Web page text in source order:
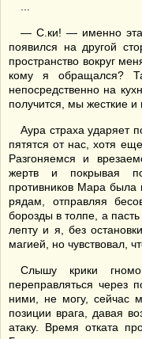
— С.ки! — именно эта
появился на другой
пространство вокруг
кому я обращался?
непосредственно на
получится, мы жесткие и
Аура страха ударяет
пятятся от нас, хотя
Разгоняемся и
жертв и покрывая
противников Мара была
рядам, отправляя
борозды в толпе, а
лепту и я, без
магией, но чувствовал,
Слышу крики
переправляться через
ними, не могу, сейчас
позиции врага, давая
атаку. Время отката